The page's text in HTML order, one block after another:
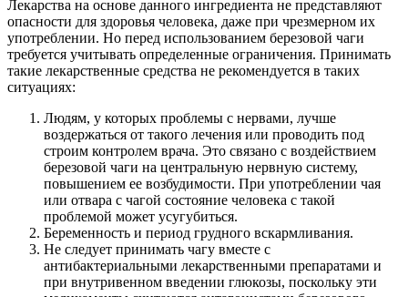
Лекарства на основе данного ингредиента не представляют
опасности для здоровья человека, даже при чрезмерном их
употреблении. Но перед использованием березовой чаги
требуется учитывать определенные ограничения. Принимать
такие лекарственные средства не рекомендуется в таких
ситуациях:
Людям, у которых проблемы с нервами, лучше
воздержаться от такого лечения или проводить под
строим контролем врача. Это связано с воздействием
березовой чаги на центральную нервную систему,
повышением ее возбудимости. При употреблении чая
или отвара с чагой состояние человека с такой
проблемой может усугубиться.
Беременность и период грудного вскармливания.
Не следует принимать чагу вместе с
антибактериальными лекарственными препаратами и
при внутривенном введении глюкозы, поскольку эти